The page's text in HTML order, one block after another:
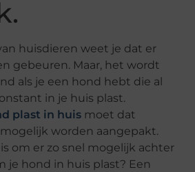
huisdieren weet je dat er
gebeuren. Maar, het wordt
als je een hond hebt die al
in je huis plast.
plast in huis moet dat
worden aangepakt.
om er zo snel mogelijk achter
je hond in huis plast? Een